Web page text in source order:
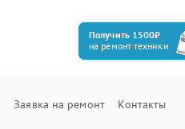
Получить 1500₽
на ремонт техники
Заявка на ремонт Контакты